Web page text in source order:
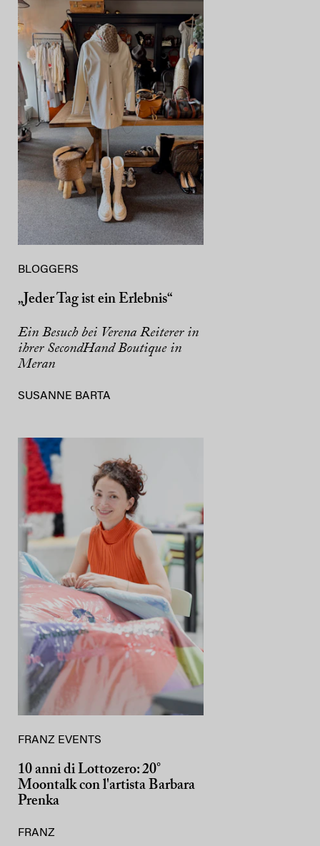
BLOGGERS
„Jeder Tag ist ein Erlebnis“
Ein Besuch bei Verena Reiterer in
ihrer SecondHand Boutique in
Meran
SUSANNE BARTA
FRANZ EVENTS
10 anni di Lottozero: 20°
Moontalk con l'artista Barbara
Prenka
FRANZ